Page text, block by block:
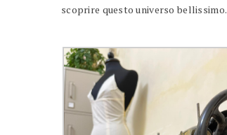
scoprire questo universo bellissimo.